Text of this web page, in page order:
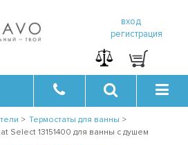
вход
регистрация
> Термостаты для ванны >
Select 13151400 для ванны с душем